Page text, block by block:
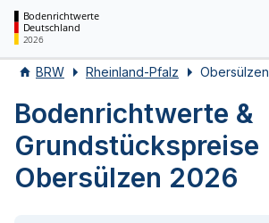
Bodenrichtwerte
Deutschland
2026
BRW Rheinland-Pfalz Obersülzen
Bodenrichtwerte &
Grundstückspreise
Obersülzen 2026